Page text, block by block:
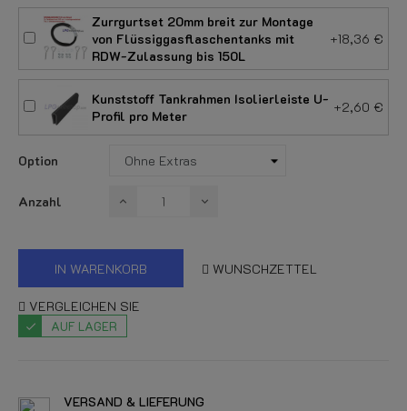
Zurrgurtset 20mm breit zur Montage
von Flüssiggasflaschentanks mit
RDW-Zulassung bis 150L
+18,36 €
Kunststoff Tankrahmen Isolierleiste U-
Profil pro Meter
+2,60 €
Option
Anzahl
IN WARENKORB WUNSCHZETTEL
VERGLEICHEN SIE
AUF LAGER
VERSAND & LIEFERUNG